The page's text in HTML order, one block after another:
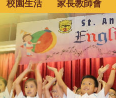
校園生活 家長教師會